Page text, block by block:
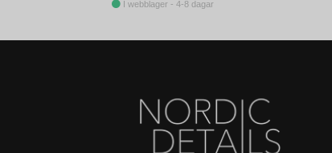
I webblager - 4-8 dagar